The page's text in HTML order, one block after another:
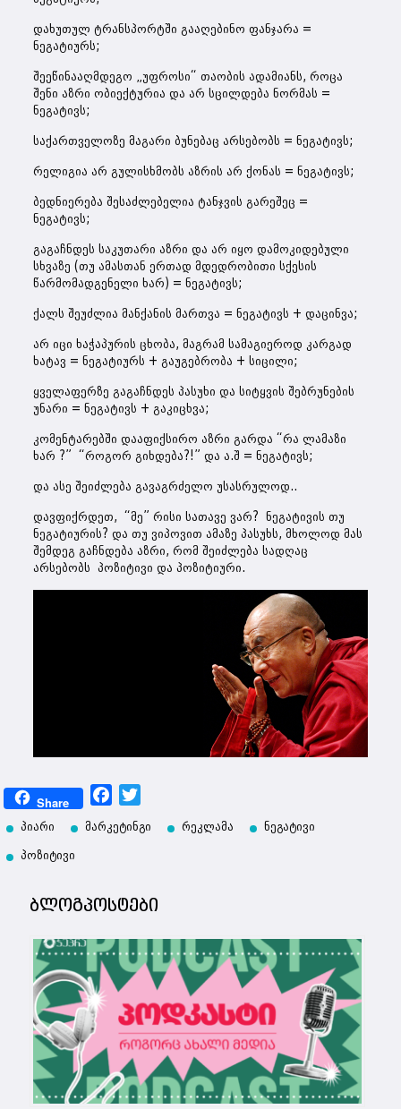
დახუთულ ტრანსპორტში გააღებინო ფანჯარა =
ნეგატიურს;
შეეწინააღმდეგო „უფროსი“ თაობის ადამიანს, როცა
შენი აზრი ობიექტურია და არ სცილდება ნორმას =
ნეგატივს;
საქართველოზე მაგარი ბუნებაც არსებობს = ნეგატივს;
რელიგია არ გულისხმობს აზრის არ ქონას = ნეგატივს;
ბედნიერება შესაძლებელია ტანჯვის გარეშეც =
ნეგატივს;
გაგაჩნდეს საკუთარი აზრი და არ იყო დამოკიდებული
სხვაზე (თუ ამასთან ერთად მდედრობითი სქესის
წარმომადგენელი ხარ) = ნეგატივს;
ქალს შეუძლია მანქანის მართვა = ნეგატივს + დაცინვა;
არ იცი ხაჭაპურის ცხობა, მაგრამ სამაგიეროდ კარგად
ხატავ = ნეგატიურს + გაუგებრობა + სიცილი;
ყველაფერზე გაგაჩნდეს პასუხი და სიტყვის შებრუნების
უნარი = ნეგატივს + გაკიცხვა;
კომენტარებში დააფიქსირო აზრი გარდა “რა ლამაზი
ხარ ?” “როგორ გიხდება?!” და ა.შ = ნეგატივს;
და ასე შეიძლება გავაგრძელო უსასრულოდ..
დავფიქრდეთ, “მე” რისი სათავე ვარ? ნეგატივის თუ
ნეგატიურის? და თუ ვიპოვით ამაზე პასუხს, მხოლოდ მას
შემდეგ გაჩნდება აზრი, რომ შეიძლება სადღაც
არსებობს პოზიტივი და პოზიტიური.
Share Facebook
პიარი მარკეტინგი რეკლამა ნეგატივი
პოზიტივი
ბლოგპოსტები